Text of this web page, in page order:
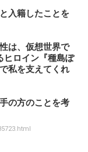
入籍したことを
は、仮想世界で
ヒロイン『種島ぽ
私を支えてくれ
の方のことを考